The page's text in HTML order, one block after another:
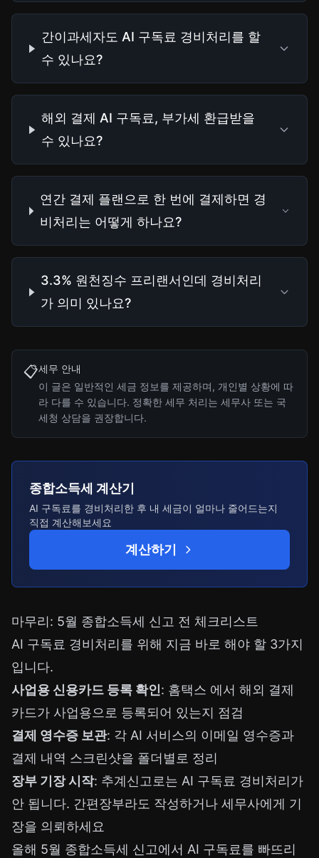
간이과세자도 AI 구독료 경비처리를 할
수 있나요?
해외 결제 AI 구독료, 부가세 환급받을
수 있나요?
연간 결제 플랜으로 한 번에 결제하면 경
비처리는 어떻게 하나요?
3.3% 원천징수 프리랜서인데 경비처리
가 의미 있나요?
📋세무 안내
이 글은 일반적인 세금 정보를 제공하며, 개인별 상황에 따
라 다를 수 있습니다. 정확한 세무 처리는 세무사 또는 국
세청 상담을 권장합니다.
종합소득세 계산기
AI 구독료를 경비처리한 후 내 세금이 얼마나 줄어드는지
직접 계산해보세요
계산하기
마무리: 5월 종합소득세 신고 전 체크리스트
AI 구독료 경비처리를 위해 지금 바로 해야 할 3가지
입니다.
사업용 신용카드 등록 확인: 홈택스 에서 해외 결제
카드가 사업용으로 등록되어 있는지 점검
결제 영수증 보관: 각 AI 서비스의 이메일 영수증과
결제 내역 스크린샷을 폴더별로 정리
장부 기장 시작: 추계신고로는 AI 구독료 경비처리가
안 됩니다. 간편장부라도 작성하거나 세무사에게 기
장을 의뢰하세요
올해 5월 종합소득세 신고에서 AI 구독료를 빠뜨리